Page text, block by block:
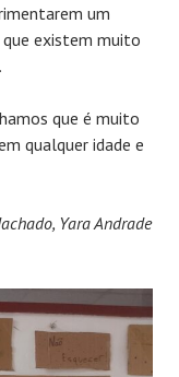
um
que existem muito
que é muito
qualquer idade e
Yara Andrade